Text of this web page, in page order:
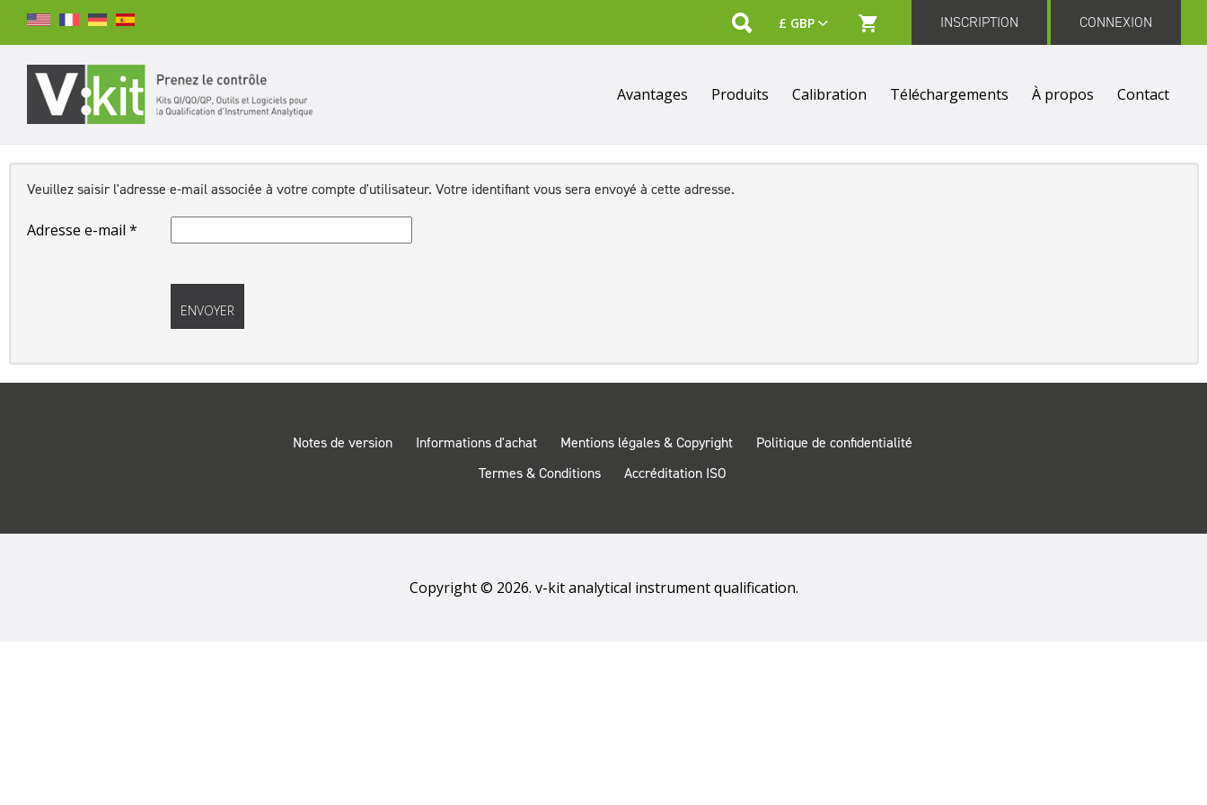
Rechercher
RECHERCHER
INSCRIPTION CONNEXION
Avantages Produits Calibration Téléchargements À propos Contact
Veuillez saisir l'adresse e-mail associée à votre compte d'utilisateur. Votre identifiant vous sera envoyé à cette adresse.
Adresse e-mail *
ENVOYER
Notes de version Informations d'achat Mentions légales & Copyright
Politique de confidentialité
Termes & Conditions
Accréditation ISO
Copyright © 2026. v-kit analytical instrument qualification.